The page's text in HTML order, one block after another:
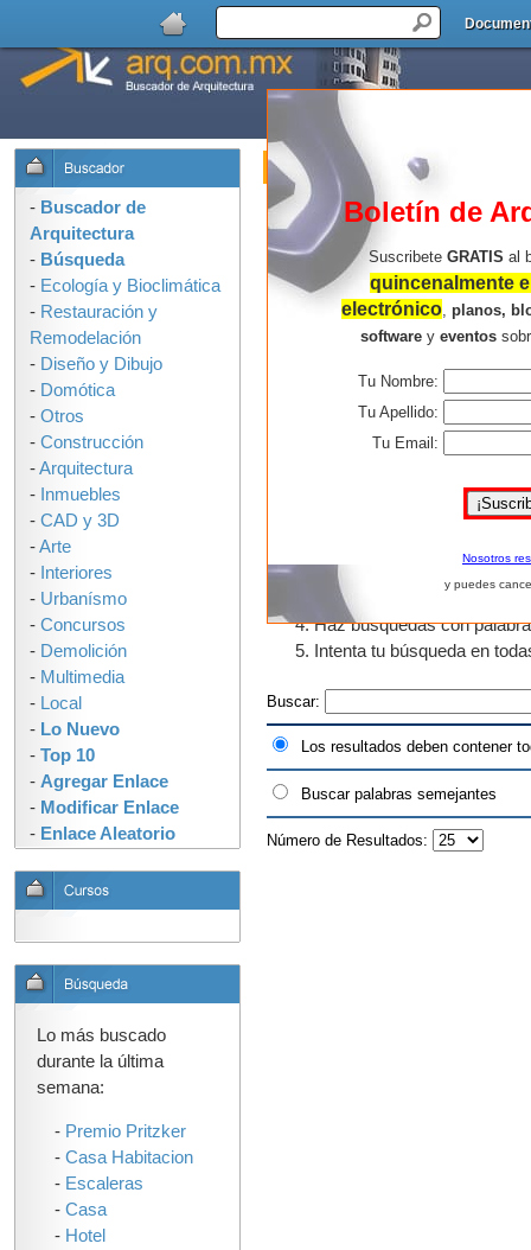
- Buscador de
Arquitectura
- Búsqueda
- Ecología y Bioclimática
- Restauración y
Remodelación
- Diseño y Dibujo
- Domótica
- Otros
- Construcción
-Arquitectura
- Inmuebles
- CAD y 3D
-Arte
- Interiores
- Urbanísmo
- Concursos
- Demolición
- Multimedia
- Local
- Lo Nuevo
- Top 10
- Agregar Enlace
- Modificar Enlace
- Enlace Aleatorio
Lo más buscado
durante la última
semana:
- Premio Pritzker
- Casa Habitacion
- Escaleras
- Casa
- Hotel
Buscador de Arquitectura :
OPCIONES DE BUSQUEDA:
Consejos para buscar mejor:
Usa solo las palabras que
palabras, mas resultados
No uses corchetes,
que tengan "urban" en
como urbano, urbanos,
Haz búsquedas con
Intenta tu búsqueda en
Buscar:
Los resultados deben contener
Buscar palabras semejantes
Número de Resultados:
Boletín de
Suscribete GRATIS al
quincenalmente
electrónico, planos,
softwarey eventos
Tu Nombre:
Tu Apellido:
Tu Email:
Nosotros
y puedes